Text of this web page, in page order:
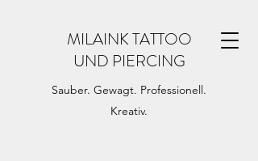
MILAINK TATTOO
UND PIERCING
Sauber. Gewagt. Professionell.
Kreativ.